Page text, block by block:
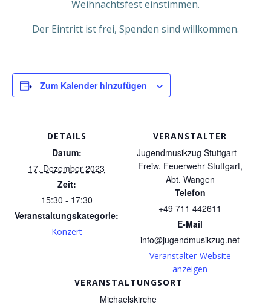
Weihnachtsfest einstimmen.
Der Eintritt ist frei, Spenden sind willkommen.
Zum Kalender hinzufügen
DETAILS
Datum:
17. Dezember 2023
Zeit:
15:30 - 17:30
Veranstaltungskategorie:
Konzert
VERANSTALTUNGSORT
Michaelskirche
VERANSTALTER
Jugendmusikzug Stuttgart –
Freiw. Feuerwehr Stuttgart,
Abt. Wangen
Telefon
+49 711 442611
E-Mail
info@jugendmusikzug.net
Veranstalter-Website
anzeigen